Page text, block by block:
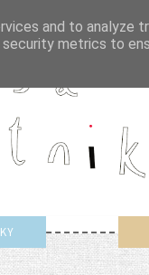
and to analyze
metrics to